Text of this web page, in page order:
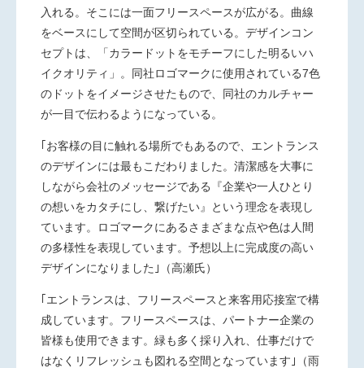
入れる。そこには一面フリースペースが広がる。曲線
をベースにして空間が区切られている。デザインコン
セプトは、「カラードットをモチーフにした明るいハ
イクオリティ」。同社ロゴマークに使用されている7色
のドットをイメージさせたもので、同社のカルチャー
が一目で伝わるようになっている。
｢お客様の目に触れる場所でもあるので、エントランス
のデザインには最もこだわりました。清潔感を大事に
しながら会社のメッセージである『企業や一人ひとり
の想いをカタチにし、繋げたい』という理念を表現し
ています。ロゴマークにあるさまざまな点や色は人間
の多様性を表現しています。予想以上に完成度の高い
デザインになりました｣（高瀬氏）
｢エントランスは、フリースペースと来客用応接室で構
成しています。フリースペースは、パートナー企業の
皆様も使用できます。緑も多く採り入れ、仕事だけで
はなくリフレッシュも図れる空間となっています｣（雨